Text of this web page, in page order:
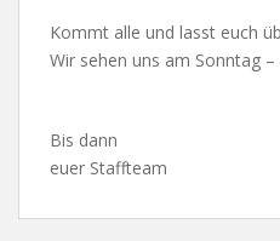
Kommt alle und lasst euch
Wir sehen uns am Sonntag –
Bis dann
euer Staffteam